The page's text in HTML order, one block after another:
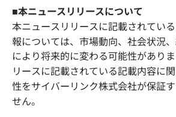
■本ニュースリリースについて
本ニュースリリースに記載されてい
報については、市場動向、社会状況
により将来的に変わる可能性があり
リースに記載されている記載内容に
性をサイバーリンク株式会社が保証
せん。